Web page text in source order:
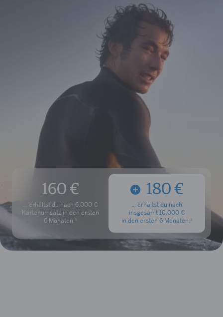
160 €
... erhältst du nach 6.000 €
Kartenumsatz in den ersten
6 Monaten. 3
180 €
... erhältst du nach
insgesamt 10.000 €
in den ersten 6 Monaten.3